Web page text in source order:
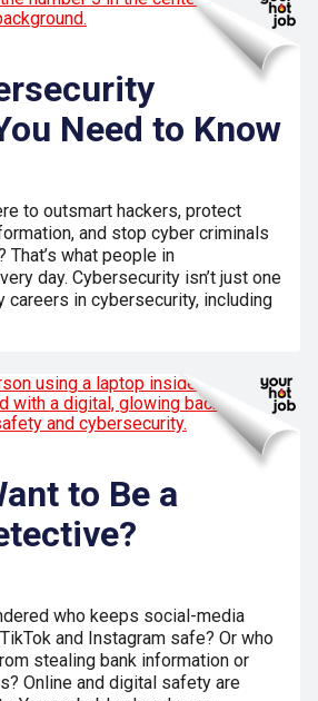
Need to Know
to outsmart hackers, protect
and stop cyber criminals
That’s what people in
day. Cybersecurity isn’t just one
careers in cybersecurity, including
to Be a
who keeps social-media
and Instagram safe? Or who
stealing bank information or
Online and digital safety are